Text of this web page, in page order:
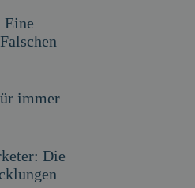
immer
Die